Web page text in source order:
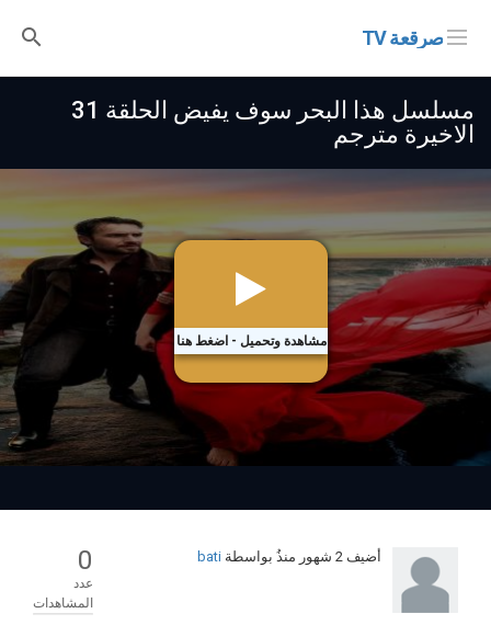
صرقعة TV
مسلسل هذا البحر سوف يفيض الحلقة 31
الاخيرة مترجم
مشاهدة وتحميل - اضغط هنا
أضيف 2 شهور منذُ بواسطة bati
0
عدد
المشاهدات